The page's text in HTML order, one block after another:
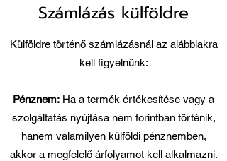
Számlázás külföldre
Külföldre történő számlázásnál az alábbiakra
kell figyelnünk:
Pénznem: Ha a termék értékesítése vagy a
szolgáltatás nyújtása nem forintban történik,
hanem valamilyen külföldi pénznemben,
akkor a megfelelő árfolyamot kell alkalmazni.